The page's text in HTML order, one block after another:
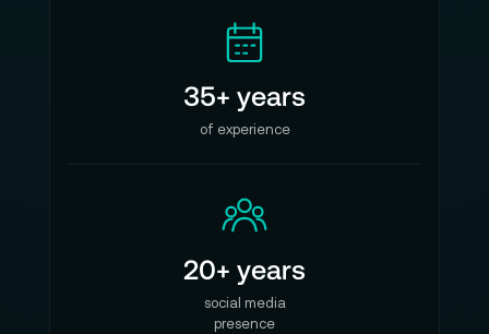
35+ years
of experience
20+ years
social media
presence